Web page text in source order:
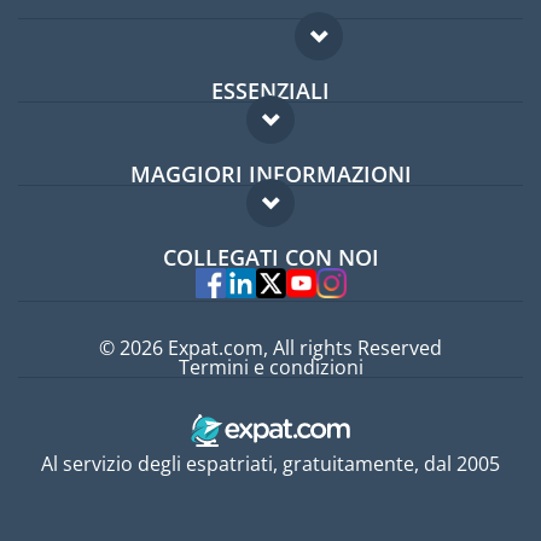
ESSENZIALI
Forum per expat
Guida per expat
MAGGIORI INFORMAZIONI
Domande frequenti
Esperti
COLLEGATI CON NOI
Al servizio degli espatriati, gratuitamente, dal 2005
© 2026 Expat.com, All rights Reserved
Termini e condizioni